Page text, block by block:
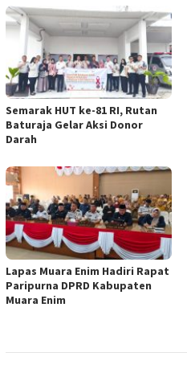
Semarak HUT ke-81 RI, Rutan
Baturaja Gelar Aksi Donor
Darah
Lapas Muara Enim Hadiri Rapat
Paripurna DPRD Kabupaten
Muara Enim